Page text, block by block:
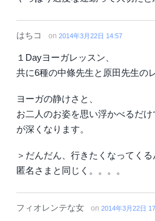
はちコ on 2014年3月22日 14:57
１Dayヨーガレッスン、
共に6種の中條先生と原田先生の
ヨーガの静けさと、
お二人のお姿を思い浮かべるだ
が深くなります。
＞だんだん、行きたくなってくる
匿名さまと同じく。。。。
フィオレンテな女 on 2014年3月22日